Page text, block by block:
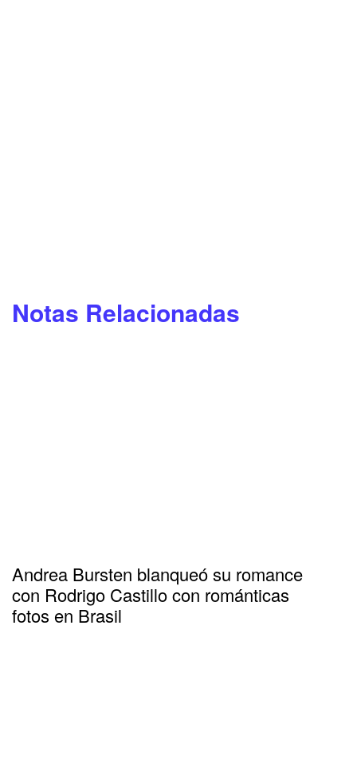
Notas Relacionadas
Andrea Bursten blanqueó su romance
con Rodrigo Castillo con románticas
fotos en Brasil